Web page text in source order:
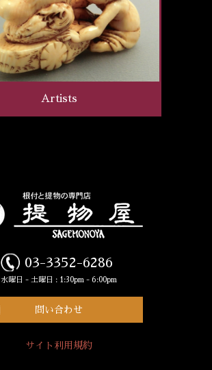
Artists
03-3352-6286
水曜日 - 土曜日 : 1:30pm - 6:00pm
問い合わせ
サイト利用規約